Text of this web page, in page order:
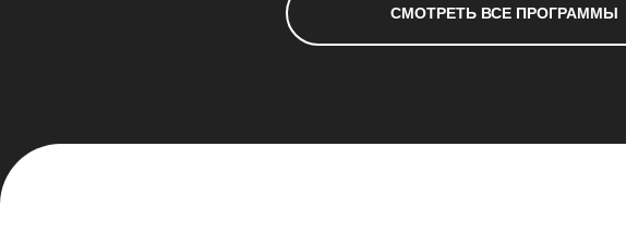
СМОТРЕТЬ ВСЕ ПРОГРАММЫ
Wonder ?